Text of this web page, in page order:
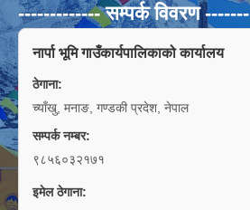
------------- सम्पर्क विवरण -------
नार्पा भूमि गाउँकार्यपालिकाको कार्यालय
ठेगाना:
च्याँखु, मनाङ, गण्डकी प्रदेश, नेपाल
सम्पर्क नम्बर:
९८५६०३२१७१
इमेल ठेगाना: